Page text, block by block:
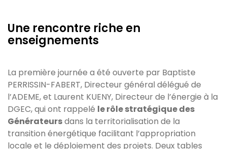
Une rencontre riche en
enseignements
La première journée a été ouverte par Baptiste
PERRISSIN-FABERT, Directeur général délégué de
l’ADEME, et Laurent KUENY, Directeur de l’énergie à la
DGEC, qui ont rappelé le rôle stratégique des
Générateursdans la territorialisation de la
transition énergétique facilitant l’appropriation
locale et le déploiement des projets. Deux tables